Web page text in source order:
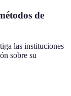
de
las instituciones
sobre su